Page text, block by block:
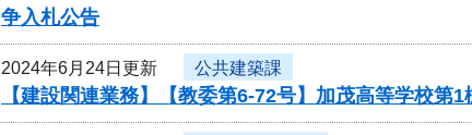
争入札公告
2024年6月24日更新 公共建築課
【建設関連業務】【教委第6-72号】加茂高等学校